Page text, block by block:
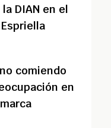
DIAN en el
comiendo
en